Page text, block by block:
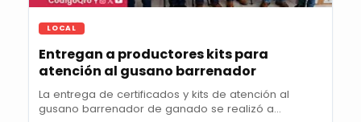
LOCAL
Entregan a productores kits para
atención al gusano barrenador
La entrega de certificados y kits de atención al
gusano barrenador de ganado se realizó a...